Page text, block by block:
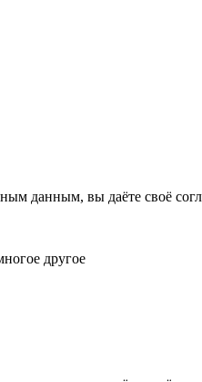
данным, вы даёте своё
другое